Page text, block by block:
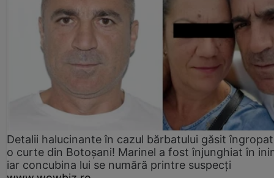
Detalii halucinante în cazul bărbatului găsit
o curte din Botoșani! Marinel a fost înjunghiat în
iar concubina lui se numără printre suspecți